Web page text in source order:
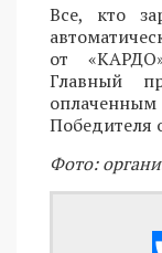
Все, кто
от
Главный
Победителя
Фото: